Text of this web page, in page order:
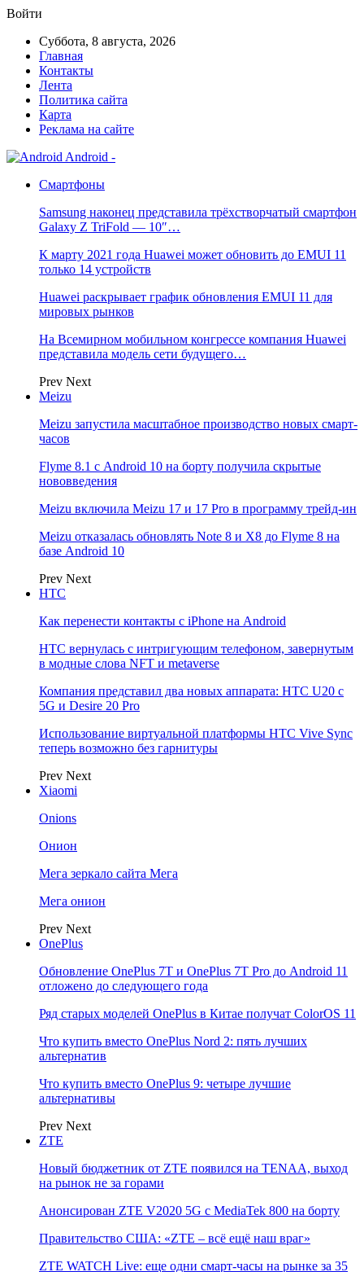
Войти
Суббота, 8 августа, 2026
Главная
Контакты
Лента
Политика сайта
Карта
Реклама на сайте
Android -
Смартфоны
Samsung наконец представила трёхстворчатый смартфон
Galaxy Z TriFold — 10″…
К марту 2021 года Huawei может обновить до EMUI 11
только 14 устройств
Huawei раскрывает график обновления EMUI 11 для
мировых рынков
На Всемирном мобильном конгрессе компания Huawei
представила модель сети будущего…
Prev Next
Meizu
Meizu запустила масштабное производство новых смарт-
часов
Flyme 8.1 с Android 10 на борту получила скрытые
нововведения
Meizu включила Meizu 17 и 17 Pro в программу трейд-ин
Meizu отказалась обновлять Note 8 и X8 до Flyme 8 на
базе Android 10
Prev Next
НТС
Как перенести контакты с iPhone на Android
HTC вернулась с интригующим телефоном, завернутым
в модные слова NFT и metaverse
Компания представил два новых аппарата: HTC U20 с
5G и Desire 20 Pro
Использование виртуальной платформы HTC Vive Sync
теперь возможно без гарнитуры
Prev Next
Xiaomi
Onions
Онион
Мега зеркало сайта Мега
Мега онион
Prev Next
OnePlus
Обновление OnePlus 7T и OnePlus 7T Pro до Android 11
отложено до следующего года
Ряд старых моделей OnePlus в Китае получат ColorOS 11
Что купить вместо OnePlus Nord 2: пять лучших
альтернатив
Что купить вместо OnePlus 9: четыре лучшие
альтернативы
Prev Next
ZTE
Новый бюджетник от ZTE появился на TENAA, выход
на рынок не за горами
Анонсирован ZTE V2020 5G с MediaTek 800 на борту
Правительство США: «ZTE – всё ещё наш враг»
ZTE WATCH Live: еще одни смарт-часы на рынке за 35